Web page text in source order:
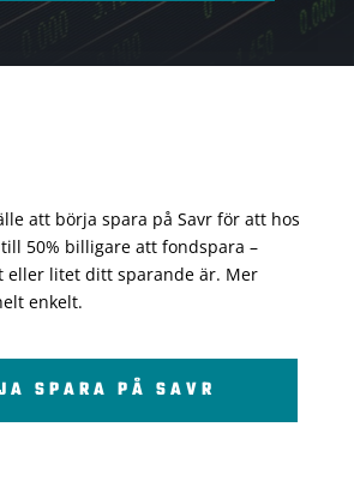
att börja spara på Savr för att hos
50% billigare att fondspara –
eller litet ditt sparande är. Mer
enkelt.
SPARA PÅ SAVR